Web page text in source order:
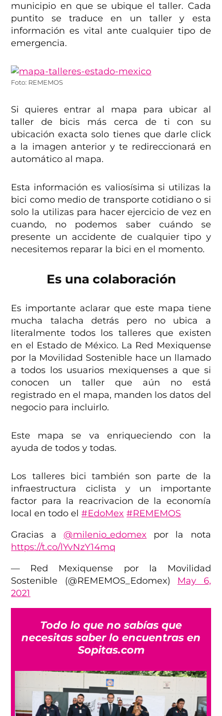
municipio en que se ubique el taller. Cada
puntito se traduce en un taller y esta
información es vital ante cualquier tipo de
emergencia.
Foto: REMEMOS
Si quieres entrar al mapa para ubicar al
taller de bicis más cerca de ti con su
ubicación exacta solo tienes que darle click
a la imagen anterior y te redireccionará en
automático al mapa.
Esta información es valiosísima si utilizas la
bici como medio de transporte cotidiano o si
solo la utilizas para hacer ejercicio de vez en
cuando, no podemos saber cuándo se
presente un accidente de cualquier tipo y
necesitemos reparar la bici en el momento.
Es una colaboración
Es importante aclarar que este mapa tiene
mucha talacha detrás pero no ubica a
literalmente todos los talleres que existen
en el Estado de México. La Red Mexiquense
por la Movilidad Sostenible hace un llamado
a todos los usuarios mexiquenses a que si
conocen un taller que aún no está
registrado en el mapa, manden los datos del
negocio para incluirlo.
Este mapa se va enriqueciendo con la
ayuda de todos y todas.
Los talleres bici también son parte de la
infraestructura ciclista y un importante
factor para la reacrivacion de la economía
local en todo el#EdoMex #REMEMOS
Gracias a @milenio_edomex por la nota
https://t.co/lYvNzY14mq
— Red Mexiquense por la Movilidad
Sostenible (@REMEMOS_Edomex) May 6,
2021
Todo lo que no sabías que
necesitas saber lo encuentras en
Sopitas.com